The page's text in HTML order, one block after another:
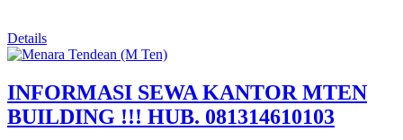
Details
INFORMASI SEWA KANTOR MTEN
BUILDING !!! HUB. 081314610103